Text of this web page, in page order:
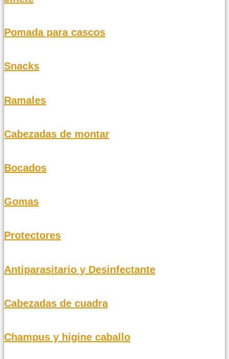
Pomada para cascos
Snacks
Ramales
Cabezadas de montar
Bocados
Gomas
Protectores
Antiparasitario y Desinfectante
Cabezadas de cuadra
Champus y higine caballo